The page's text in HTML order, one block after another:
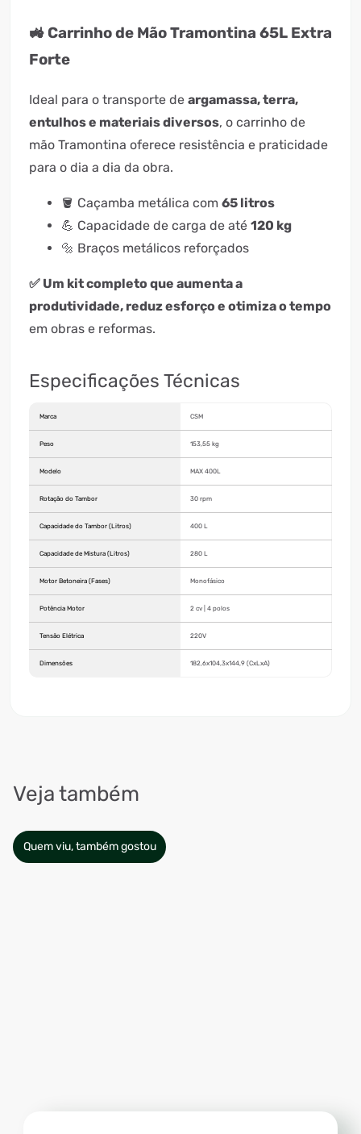
🚜 Carrinho de Mão Tramontina 65L Extra
Forte
Ideal para o transporte de argamassa, terra,
entulhos e materiais diversos, o carrinho de
mão Tramontina oferece resistência e praticidade
para o dia a dia da obra.
🪣 Caçamba metálica com 65 litros
💪 Capacidade de carga de até 120 kg
🔩 Braços metálicos reforçados
✅ Um kit completo que aumenta a
produtividade, reduz esforço e otimiza o tempo
em obras e reformas.
Especificações Técnicas
Marca CSM
Peso 153,55 kg
Modelo MAX 400L
Rotação do Tambor 30 rpm
Capacidade do Tambor (Litros) 400 L
Capacidade de Mistura (Litros) 280 L
Motor Betoneira (Fases) Monofásico
Potência Motor 2 cv | 4 polos
Tensão Elétrica 220V
Dimensões 182,6x104,3x144,9 (CxLxA)
Veja também
Quem viu, também gostou